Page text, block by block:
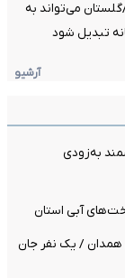
می‌تواند به
تبدیل شود
آرشیو
به‌زودی
/ یک نفر جان